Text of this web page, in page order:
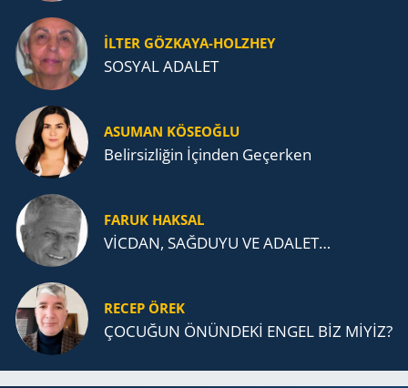
İLTER GÖZKAYA-HOLZHEY
SOSYAL ADALET
ASUMAN KÖSEOĞLU
Belirsizliğin İçinden Geçerken
FARUK HAKSAL
VİCDAN, SAĞ­DU­YU VE ADA­LET…
RECEP ÖREK
ÇOCUĞUN ÖNÜNDEKİ ENGEL BİZ MİYİZ?